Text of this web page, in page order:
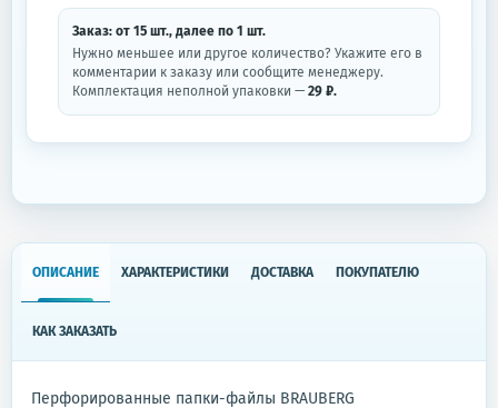
Заказ: от 15 шт., далее по 1 шт.
Нужно меньшее или другое количество? Укажите его в
комментарии к заказу или сообщите менеджеру.
Комплектация неполной упаковки — 29 ₽.
ОПИСАНИЕ ХАРАКТЕРИСТИКИ ДОСТАВКА ПОКУПАТЕЛЮ
КАК ЗАКАЗАТЬ
Перфорированные папки-файлы BRAUBERG